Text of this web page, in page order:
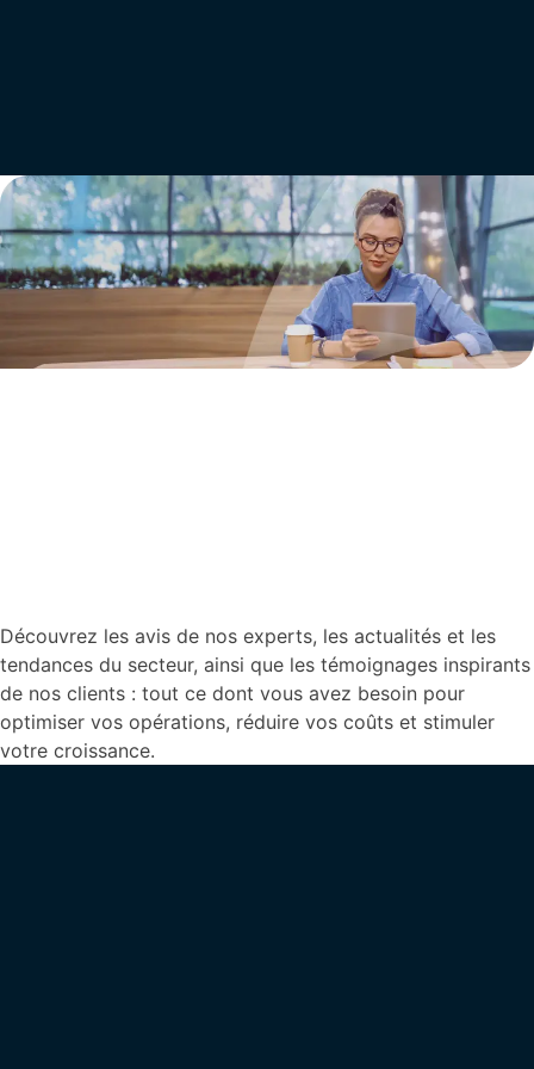
Découvrez les avis de nos experts, les actualités et les
tendances du secteur, ainsi que les témoignages inspirants
de nos clients : tout ce dont vous avez besoin pour
optimiser vos opérations, réduire vos coûts et stimuler
votre croissance.